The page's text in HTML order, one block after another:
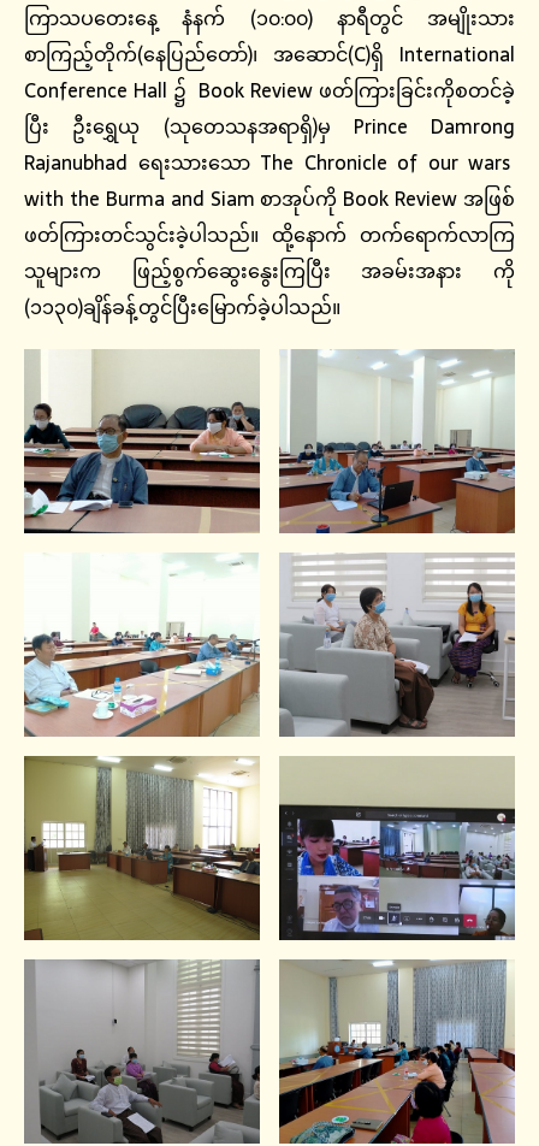
ကြာသပတေးနေ့ နံနက် (၁၀:၀၀) နာရီတွင် အမျိုးသား
စာကြည့်တိုက်(နေပြည်တော်)၊ အဆောင်(C)ရှိ International
Conference Hall ၌ Book Review ဖတ်ကြားခြင်းကိုစတင်ခဲ့
ပြီး ဦးရွှေယု (သုတေသနအရာရှိ)မှ Prince Damrong
Rajanubhad ရေးသားသော The Chronicle of our wars
with the Burma and Siam စာအုပ်ကို Book Review အဖြစ်
ဖတ်ကြားတင်သွင်းခဲ့ပါသည်။ ထို့နောက် တက်ရောက်လာကြ
သူများက ဖြည့်စွက်ဆွေးနွေးကြပြီး အခမ်းအနား ကို
(၁၁၃၀)ချိန်ခန့်တွင်ပြီးမြောက်ခဲ့ပါသည်။